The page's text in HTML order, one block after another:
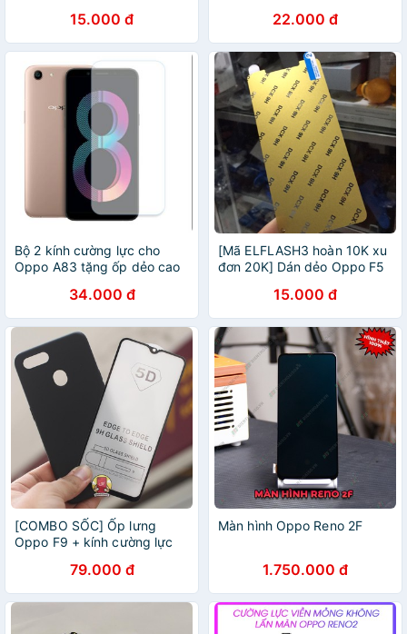
15.000 đ 22.000 đ
Bộ 2 kính cường lực cho
Oppo A83 tặng ốp dẻo cao
34.000 đ
[Mã ELFLASH3 hoàn 10K xu
đơn 20K] Dán dẻo Oppo F5
15.000 đ
[COMBO SỐC] Ốp lưng
Oppo F9 + kính cường lực
79.000 đ
Màn hình Oppo Reno 2F
1.750.000 đ